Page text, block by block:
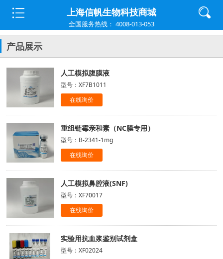
上海信帆生物科技商城
全国服务热线： 4008-013-053
产品展示
人工模拟腹膜液
型号：XF7B1011
在线询价
重组链霉亲和素（NC膜专用）
型号：B-2341-1mg
在线询价
人工模拟鼻腔液(SNF)
型号：XF70017
在线询价
实验用抗血浆鉴别试剂盒
型号：XF02024